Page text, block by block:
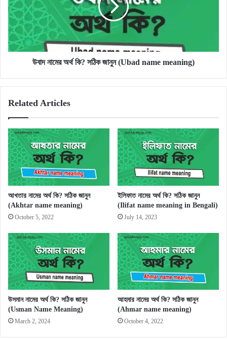
সঠিক
জানুন
(Ubad
name
meaning)
উবাদ নামের অর্থ কি? সঠিক জানুন (Ubad name meaning)
Related Articles
আখতার নামের অর্থ কি? সঠিক জানুন
(Akhtar name meaning)
October 5, 2022
ইলিফাত নামের অর্থ কি? সঠিক জানুন
(Ilifat name meaning in Bengali)
July 14, 2023
উসমান নামের অর্থ কি? সঠিক জানুন
(Usman Name Meaning)
March 2, 2024
আহমার নামের অর্থ কি? সঠিক জানুন
(Ahmar name meaning)
October 4, 2022